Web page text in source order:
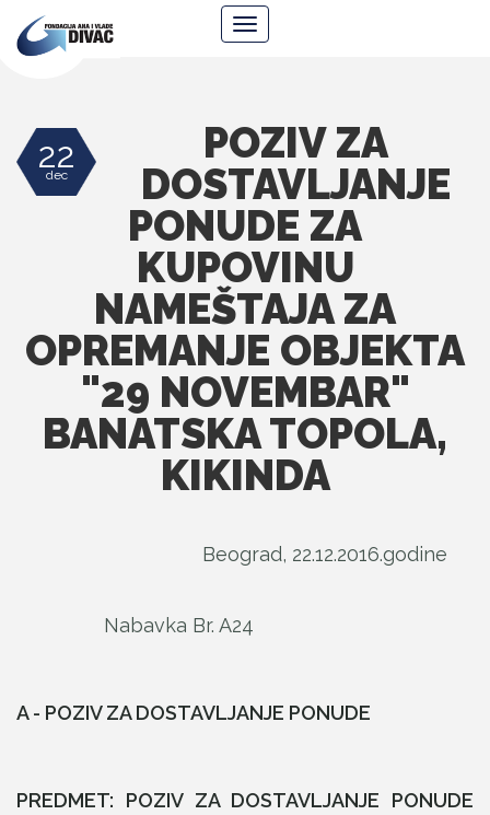
Ana
Navigacija
22
dec
POZIV ZA
DOSTAVLJANJE
PONUDE ZA
KUPOVINU
NAMEŠTAJA ZA
OPREMANJE OBJEKTA
"29 NOVEMBAR"
BANATSKA TOPOLA,
KIKINDA
Beograd, 22.12.2016.godine
Nabavka Br. A24
A - POZIV ZA DOSTAVLJANJE PONUDE
PREDMET: POZIV ZA DOSTAVLJANJE PONUDE